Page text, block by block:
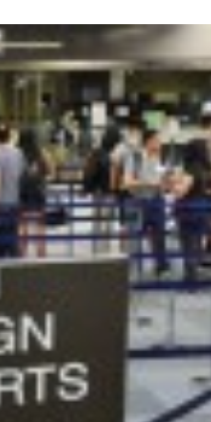
, 타임세일·브랜드세일 등을
있습니다.
많아, 묶음 구매가 더
배송. 8,000엔 미만인 경
장품 싸게 사기, 추천 온라
니다.
장품을 구매할 수 있게
하게 구입해 보세요^^ ・
스토어. 다양한 제품 구비 ・
. 패션과 화장품을 한 번에
이 많음 ・사조: 일본 온라인
행 사이트 ・아마존: 아마존
고 정돈된 맛집 탐방에
서 사탕을 꺼내 주신다면,
된
정을 느낄 수 있는 곳입니
요? 다음에 일본을
차이를 직접 경험해 보시길
탁드립니다! 여러분이 경험
본여행 #도쿄오사카차이
#관서벤 #일본사투리 #
여행팁
드 결제가 보급되었습니다.
유율이 높은 QR 결제
서 거의 모든 곳에서 사용
로 결제하면 20~30% 환급"
식비와 생필품 값을 엄청나
있습니다. '포인트 활동'의
럼 사용하는 재테크를
높고 종류도 다양합니다. 꼭
모바일, 라쿠텐 카드, 라쿠
. Ponta(폰타)
다. ???? 거주자
요?(Pointo ka-do wa
바코드만 보여주면 됩니다.
이건 정말 실제